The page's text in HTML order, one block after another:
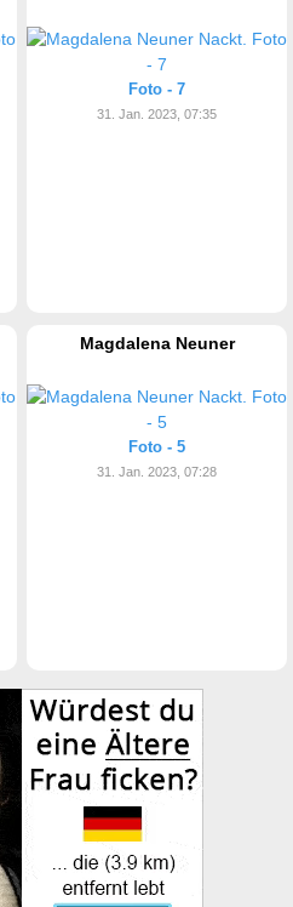
Foto - 7
31. Jan. 2023, 07:35
Magdalena Neuner
Foto - 5
31. Jan. 2023, 07:28